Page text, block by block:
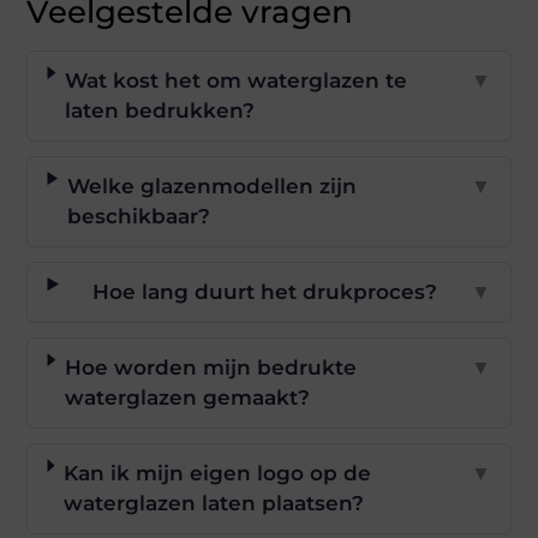
Veelgestelde vragen
Wat kost het om waterglazen te
laten bedrukken?
▼
Welke glazenmodellen zijn
beschikbaar?
▼
Hoe lang duurt het drukproces? ▼
Hoe worden mijn bedrukte
waterglazen gemaakt?
▼
Kan ik mijn eigen logo op de
waterglazen laten plaatsen?
▼